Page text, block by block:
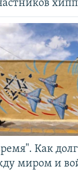
Как
миром и